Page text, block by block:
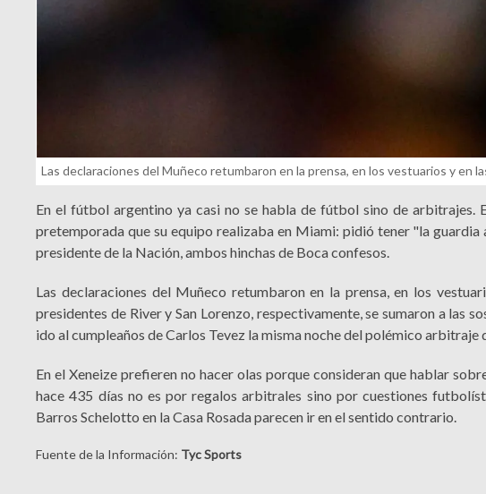
Las declaraciones del Muñeco retumbaron en la prensa, en los vestuarios y en
En el fútbol argentino ya casi no se habla de fútbol sino de
pretemporada que su equipo realizaba en Miami: pidió tener "la
presidente de la Nación, ambos hinchas de Boca confesos.
Las declaraciones del Muñeco retumbaron en la prensa, en los
presidentes de River y San Lorenzo, respectivamente, se sumaron a las
ido al cumpleaños de Carlos Tevez la misma noche del polémico arbitraje
En el Xeneize prefieren no hacer olas porque consideran que hablar
hace 435 días no es por regalos arbitrales sino por cuestiones
Barros Schelotto en la Casa Rosada parecen ir en el sentido contrario.
Fuente de la Información: Tyc Sports